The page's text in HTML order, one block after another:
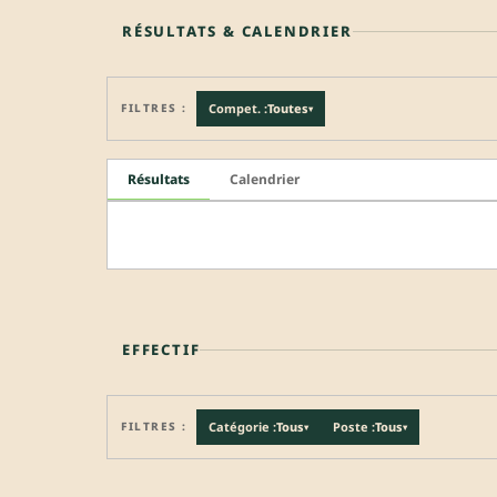
RÉSULTATS & CALENDRIER
FILTRES : Compet. :Toutes▾
Résultats Calendrier
EFFECTIF
FILTRES : Catégorie :Tous▾ Poste :Tous▾